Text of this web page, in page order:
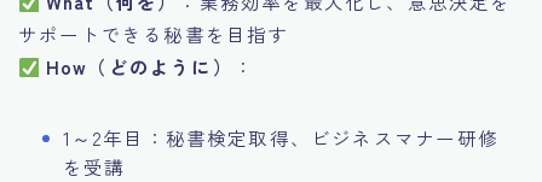
サポートできる秘書を目指す
How（どのように）
：
1～2年目：秘書検定取得、ビジネスマナー研修
を受講